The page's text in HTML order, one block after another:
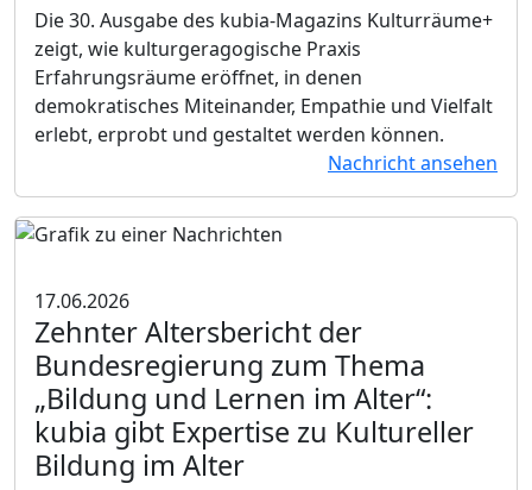
Die 30. Ausgabe des kubia-Magazins Kulturräume+
zeigt, wie kulturgeragogische Praxis
Erfahrungsräume eröffnet, in denen
demokratisches Miteinander, Empathie und Vielfalt
erlebt, erprobt und gestaltet werden können.
Nachricht ansehen
17.06.2026
Zehnter Altersbericht der
Bundesregierung zum Thema
„Bildung und Lernen im Alter“:
kubia gibt Expertise zu Kultureller
Bildung im Alter